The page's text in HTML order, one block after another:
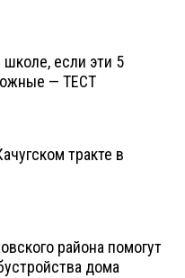
если эти 5
— ТЕСТ
тракте в
района помогут
дома